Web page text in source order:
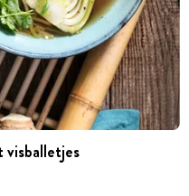
visballetjes